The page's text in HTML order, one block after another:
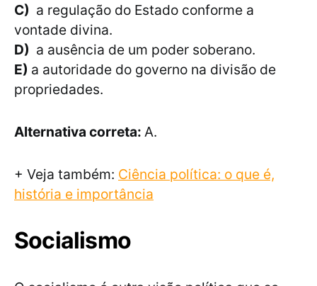
C) a regulação do Estado conforme a
vontade divina.
D) a ausência de um poder soberano.
E) a autoridade do governo na divisão de
propriedades.
Alternativa correta: A.
+ Veja também: Ciência política: o que é,
história e importância
Socialismo